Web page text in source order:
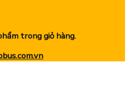
trong giỏ hàng.